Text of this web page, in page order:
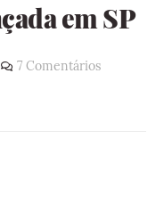
em SP
7 Comentários